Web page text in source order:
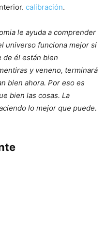
calibración.
le ayuda a comprender
universo funciona mejor si
de él están bien
y veneno, terminará
bien ahora. Por eso es
bien las cosas. La
lo mejor que puede.